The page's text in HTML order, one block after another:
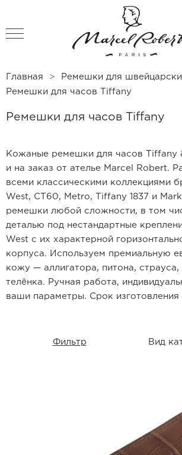
Главная
Ремешки для
Ремешки для часов Tiffany
Ремешки для часов Tiffany
Кожаные ремешки для часов Tiffany
и на заказ от ателье Marcel Robert.
всеми классическими коллекциями
West, CT60, Metro, Tiffany 1837 и
ремешки любой сложности, в том
деталью под нестандартные
West с их характерной
корпуса. Используем премиальную
кожу — аллигатора, питона,
телёнка. Ручная работа,
ваши параметры. Срок изготовления
Фильтр Вид